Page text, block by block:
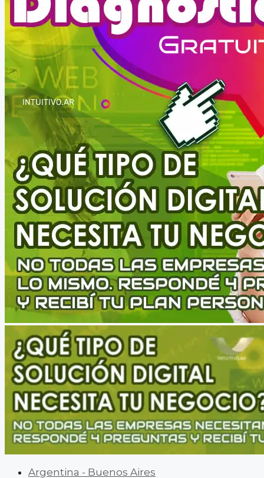
Argentina - Buenos Aires